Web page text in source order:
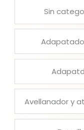
Sin
Avellanador y